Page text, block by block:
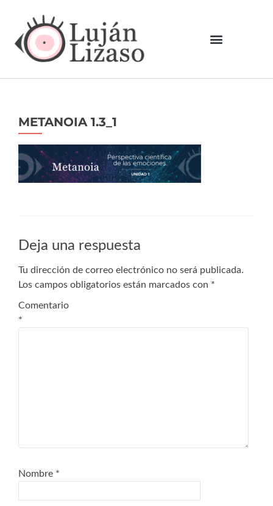
METANOIA 1.3_1
Deja una respuesta
Tu dirección de correo electrónico no será publicada.
Los campos obligatorios están marcados con *
Comentario
*
Nombre *